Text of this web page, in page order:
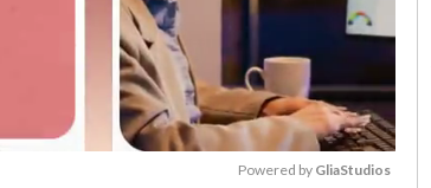
Powered by GliaStudios